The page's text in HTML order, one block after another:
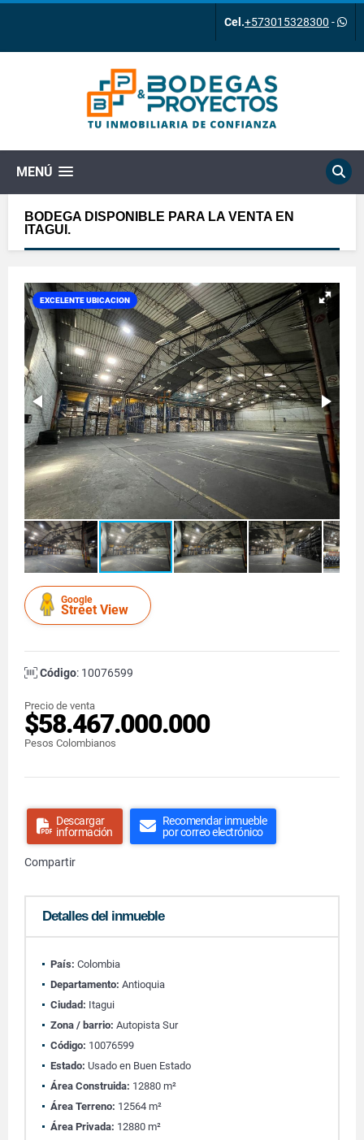
Cel.+573015328300 -
MENÚ
BODEGA DISPONIBLE PARA LA VENTA EN
ITAGUI.
EXCELENTE UBICACION
Google
Street View
Código: 10076599
Precio de venta
$58.467.000.000
Pesos Colombianos
Descargar
información
Recomendar inmueble
por correo electrónico
Compartir
Detalles del inmueble
País: Colombia
Departamento: Antioquia
Ciudad: Itagui
Zona / barrio: Autopista Sur
Código: 10076599
Estado: Usado en Buen Estado
Área Construida: 12880 m²
Área Terreno: 12564 m²
Área Privada: 12880 m²